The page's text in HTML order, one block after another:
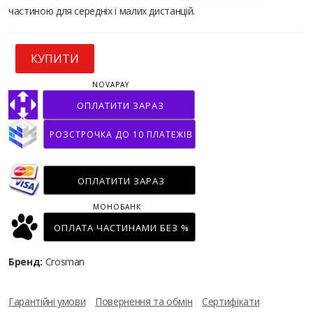
частиною для середніх і малих дистанцій.
КУПИТИ
ОПЛАТИТИ ЗАРАЗ
NOVAPAY
РОЗСТРОЧКА ДО 10 ПЛАТЕЖІВ
ОПЛАТИТИ ЗАРАЗ
ОПЛАТА ЧАСТИНАМИ БЕЗ %
МОНОБАНК
Бренд: Crosman
Гарантійні умови Повернення та обмін
Сертифікати